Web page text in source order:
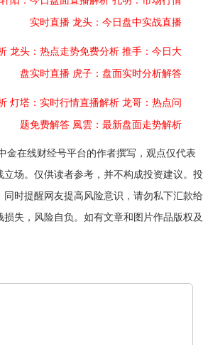
实时直播 龙头：今日盘中实战直播
龙头：热点走势免费分析 推手：今日大
盘实时直播 虎子：盘面实时分析解答
灯塔：实时行情直播解析 龙哥：热点问
题免费解答 風雲：最新盘面走势解析
金在线财经号平台的作者撰写，观点仅代表
场。仅供读者参考，并不构成投资建议。投
同时提醒网友提高风险意识，请勿私下汇款给
损失，风险自负。如有文章和图片作品版权及